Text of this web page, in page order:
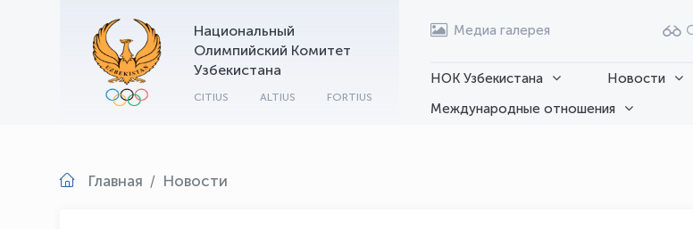
Национальный
Олимпийский Комитет
Узбекистана
CITIUS ALTIUS FORTIUS
Медиа галерея
НОК Узбекистана Новости
Международные отношения
Главная Новости